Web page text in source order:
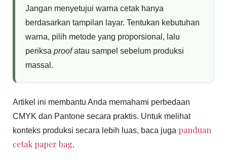
Jangan menyetujui warna cetak hanya
berdasarkan tampilan layar. Tentukan kebutuhan
warna, pilih metode yang proporsional, lalu
periksa proofatau sampel sebelum produksi
massal.
Artikel ini membantu Anda memahami perbedaan
CMYK dan Pantone secara praktis. Untuk melihat
konteks produksi secara lebih luas, baca juga panduan
cetak paper bag.